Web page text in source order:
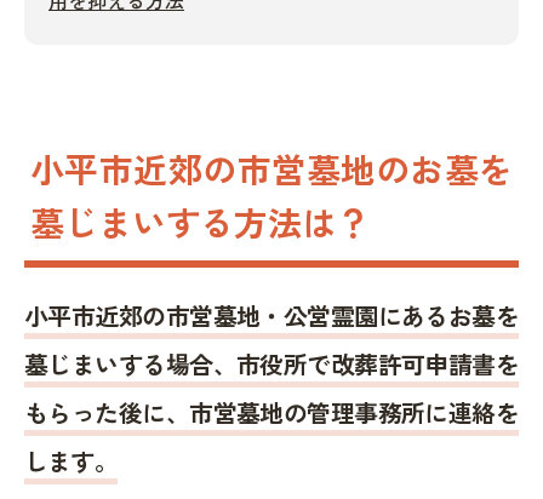
小平市近郊の市営墓地のお墓を
墓じまいする方法は？
小平市近郊の市営墓地・公営霊園にあるお墓を
墓じまいする場合、市役所で改葬許可申請書を
もらった後に、市営墓地の管理事務所に連絡を
します。